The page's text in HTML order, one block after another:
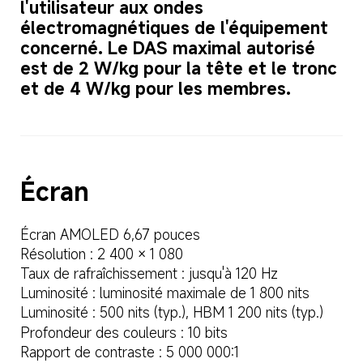
l'utilisateur aux ondes
électromagnétiques de l'équipement
concerné. Le DAS maximal autorisé
est de 2 W/kg pour la tête et le tronc
et de 4 W/kg pour les membres.
Écran
Écran AMOLED 6,67 pouces
Résolution : 2 400 × 1 080
Taux de rafraîchissement : jusqu'à 120 Hz
Luminosité : luminosité maximale de 1 800 nits
Luminosité : 500 nits (typ.), HBM 1 200 nits (typ.)
Profondeur des couleurs : 10 bits
Rapport de contraste : 5 000 000:1